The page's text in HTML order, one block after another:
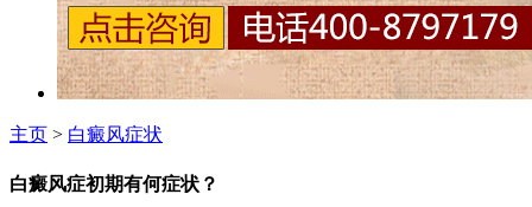
主页 > 白癜风症状
白癜风症初期有何症状？